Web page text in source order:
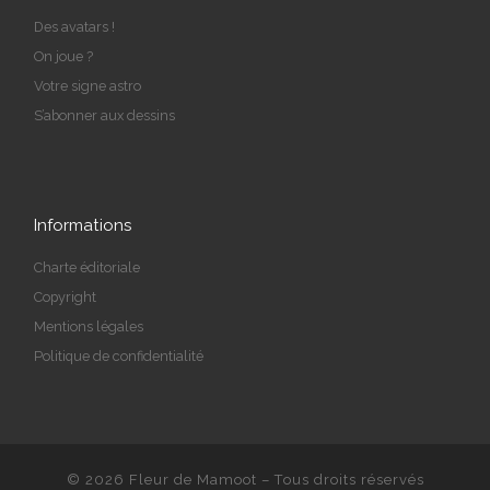
Des avatars !
On joue ?
Votre signe astro
S’abonner aux dessins
Informations
Charte éditoriale
Copyright
Mentions légales
Politique de confidentialité
© 2026 Fleur de Mamoot – Tous droits réservés